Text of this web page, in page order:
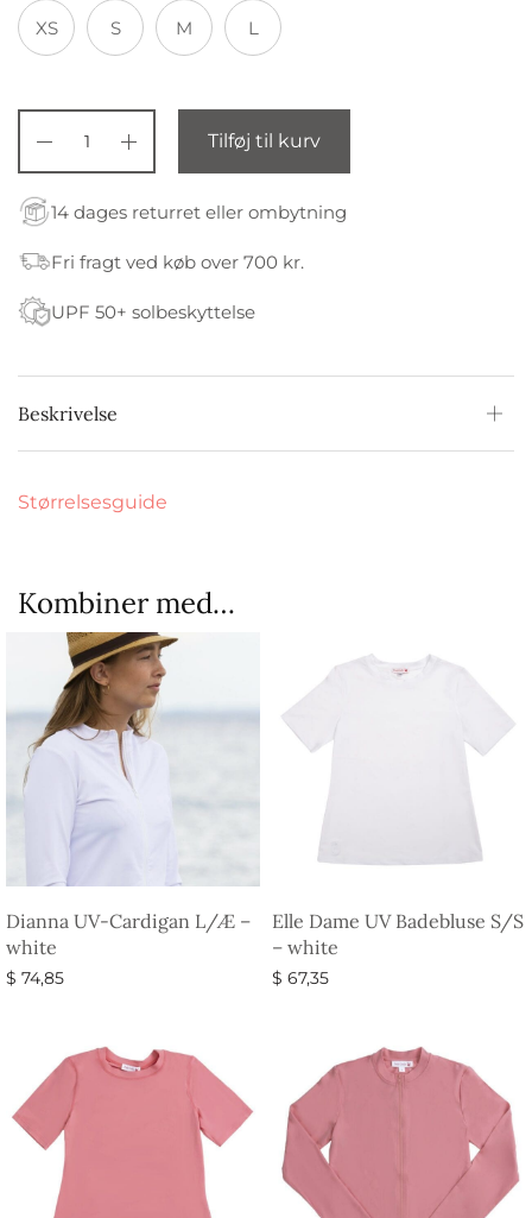
XS S M L
Tilføj til kurv
14 dages returret eller ombytning
Fri fragt ved køb over 700 kr.
UPF 50+ solbeskyttelse
Beskrivelse
Størrelsesguide
Kombiner med…
Dianna UV-Cardigan L/Æ –
white
$ 74,85
Elle Dame UV Badebluse S/S
– white
$ 67,35